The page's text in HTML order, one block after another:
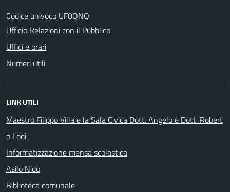
Codice univoco UF0QNQ
Ufficio Relazioni con il Pubblico
Uffici e orari
Numeri utili
LINK UTILI
Maestro Filippo Villa e la Sala Civica Dott. Angelo e Dott. Robert
o Lodi
Informatizzazione mensa scolastica
Asilo Nido
Biblioteca comunale